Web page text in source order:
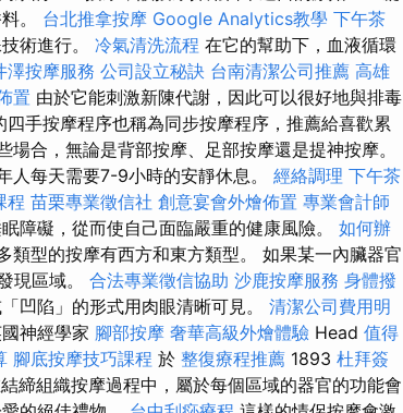
。 台北推拿按摩 Google Analytics教學 下午茶
術進行。 冷氣清洗流程 在它的幫助下，血液循環
澤按摩服務 公司設立秘訣 台南清潔公司推薦 高雄
置 由於它能刺激新陳代謝，因此可以很好地與排毒
四手按摩程序也稱為同步按摩程序，推薦給喜歡累
合，無論是背部按摩、足部按摩還是提神按摩。
人每天需要7-9小時的安靜休息。 經絡調理 下午茶
程 苗栗專業徵信社 創意宴會外燴佈置 專業會計師
障礙，從而使自己面臨嚴重的健康風險。 如何辦
類型的按摩有西方和東方類型。 如果某一內臟器官
現區域。 合法專業徵信協助 沙鹿按摩服務 身體撥
凹陷」的形式用肉眼清晰可見。 清潔公司費用明
神經學家 腳部按摩 奢華高級外燴體驗 Head 值得
腳底按摩技巧課程 於 整復療程推薦 1893 杜拜簽
締組織按摩過程中，屬於每個區域的器官的功能會